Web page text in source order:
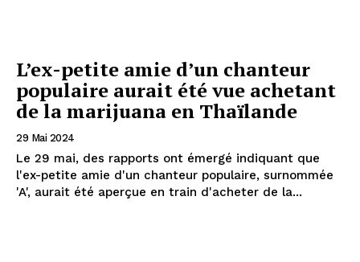
L’ex-petite amie d’un chanteur
populaire aurait été vue achetant
de la marijuana en Thaïlande
29 Mai 2024
Le 29 mai, des rapports ont émergé indiquant que
l'ex-petite amie d'un chanteur populaire, surnommée
'A', aurait été aperçue en train d'acheter de la...